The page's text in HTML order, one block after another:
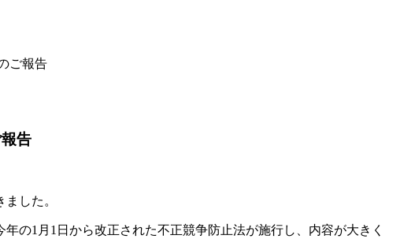
ご報告
告
した。
の1月1日から改正された不正競争防止法が施行し、内容が大きく